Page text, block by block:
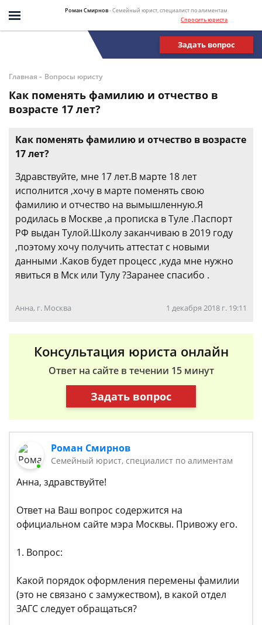
Роман Смирнов- Семейный юрист, специалист по алиментам
Спросить юриста
Задать вопрос
Главная - Вопросы юристу
Как поменять фамилию и отчество в
возрасте 17 лет?
Как поменять фамилию и отчество в возрасте
17 лет?
Здравствуйте, мне 17 лет.В марте 18 лет
исполнится ,хочу в марте поменять свою
фамилию и отчество на вымышленную.Я
родилась в Москве ,а прописка в Туле .Паспорт
РФ выдан Тулой.Школу заканчиваю в 2019 году
,поэтому хочу получить аттестат с новыми
данными .Каков будет процесс ,куда мне нужно
явиться в Мск или Тулу ?Заранее спасибо .
Анна, г. Москва 1 декабря 2018 г. 19:11
Консультация юриста онлайн
Ответ на сайте в течении 15 минут
Задать вопрос
Роман Смирнов
Семейный юрист, специалист по алиментам
Анна, здравствуйте!
Ответ на Ваш вопрос содержится на
официальном сайте мэра Москвы. Привожу его.
1. Вопрос:
Какой порядок оформления перемены фамилии
(это не связано с замужеством), в какой отдел
ЗАГС следует обращаться?